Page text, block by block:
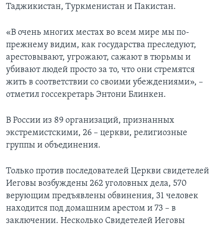
Таджикистан, Туркменистан и Пакистан.
«В очень многих местах во всем мире мы по-
прежнему видим, как государства преследуют,
арестовывают, угрожают, сажают в тюрьмы и
убивают людей просто за то, что они стремятся
жить в соответствии со своими убеждениями», –
отметил госсекретарь Энтони Блинкен.
В России из 89 организаций, признанных
экстремистскими, 26 – церкви, религиозные
группы и объединения.
Только против последователей Церкви свидетелей
Иеговы возбуждены 262 уголовных дела, 570
верующим предъявлены обвинения, 31 человек
находится под домашним арестом и 73 – в
заключении. Несколько Свидетелей Иеговы